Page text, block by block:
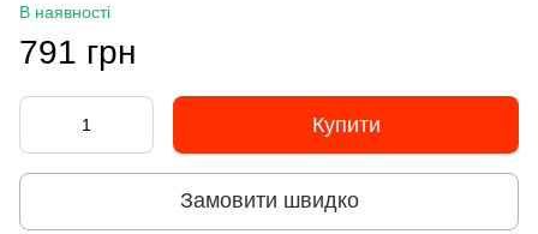
В наявності
791 грн
Купити
Замовити швидко